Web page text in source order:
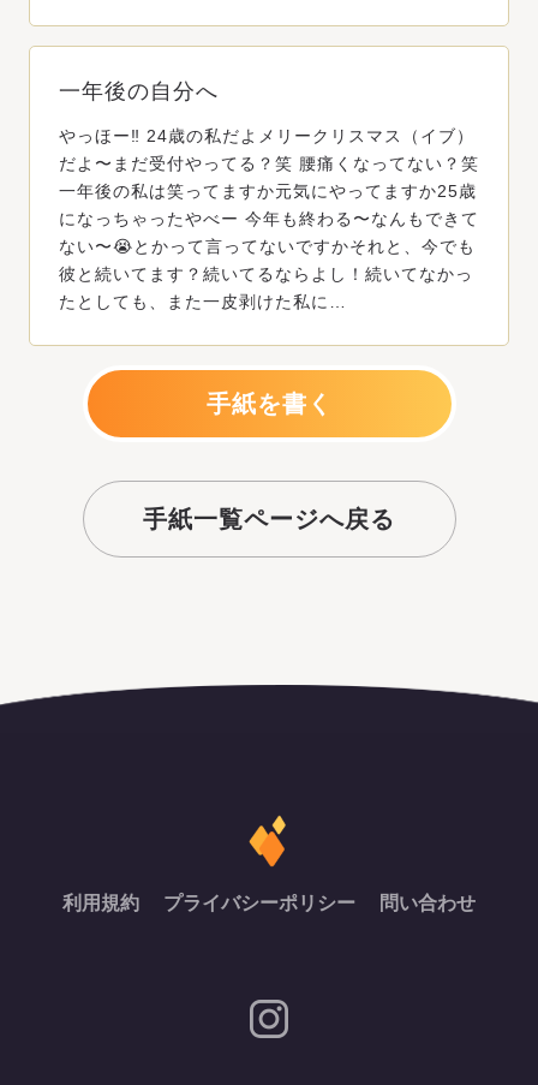
一年後の自分へ
やっほー‼️ 24歳の私だよメリークリスマス（イブ）
だよ〜まだ受付やってる？笑 腰痛くなってない？笑
一年後の私は笑ってますか元気にやってますか25歳
になっちゃったやべー 今年も終わる〜なんもできて
ない〜😭とかって言ってないですかそれと、今でも
彼と続いてます？続いてるならよし！続いてなかっ
たとしても、また一皮剥けた私に…
手紙を書く
手紙一覧ページへ戻る
利用規約 プライバシーポリシー 問い合わせ